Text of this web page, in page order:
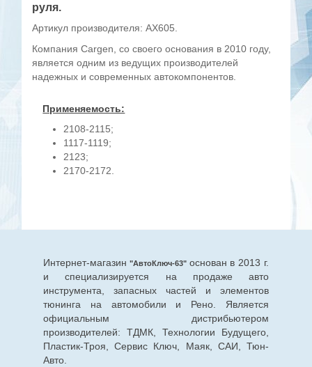
руля.
Артикул производителя: AX605.
Компания Cargen, со своего основания в 2010 году,
является одним из ведущих производителей
надежных и современных автокомпонентов.
Применяемость:
2108-2115;
1117-1119;
2123;
2170-2172.
Интернет-магазин "АвтоКлюч-63" основан в 2013 г.
и специализируется на продаже авто
инструмента, запасных частей и элементов
тюнинга на автомобили и Рено. Является
официальным дистрибьютером
производителей: ТДМК, Технологии Будущего,
Пластик-Троя, Сервис Ключ, Маяк, САИ, Тюн-
Авто.